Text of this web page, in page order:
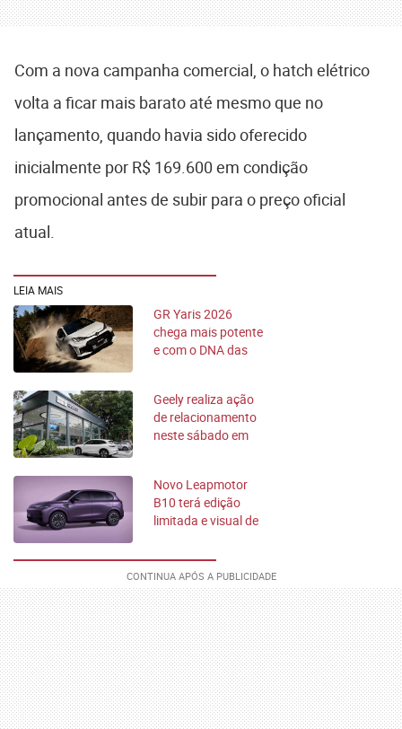
Com a nova campanha comercial, o hatch elétrico
volta a ficar mais barato até mesmo que no
lançamento, quando havia sido oferecido
inicialmente por R$ 169.600 em condição
promocional antes de subir para o preço oficial
atual.
LEIA MAIS
GR Yaris 2026
chega mais potente
e com o DNA das
Geely realiza ação
de relacionamento
neste sábado em
Novo Leapmotor
B10 terá edição
limitada e visual de